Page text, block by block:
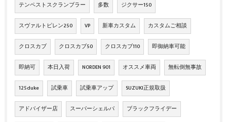
テンペストスクランブラー 多数 ジクサー150
スヴァルトピレン250 VP 新車カスタム カスタムご相談
クロスカブ クロスカブ50 クロスカブ110 即御納車可能
即納可 本日入荷 NORDEN 901 オススメ車両 無転倒無事故
125duke 試乗車 試乗車アップ SUZUKI正規取扱
アドバイザー店 スーパーシェルパ ブラックフライデー